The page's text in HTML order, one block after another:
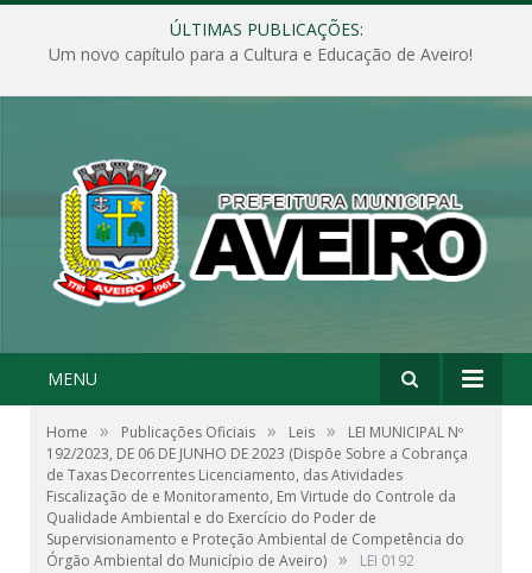
ÚLTIMAS PUBLICAÇÕES:
Um novo capítulo para a Cultura e Educação de Aveiro!
MENU
Home » Publicações Oficiais » Leis »
LEI MUNICIPAL Nº
192/2023, DE 06 DE JUNHO DE 2023 (Dispõe Sobre a Cobrança
de Taxas Decorrentes Licenciamento, das Atividades
Fiscalização de e Monitoramento, Em Virtude do Controle da
Qualidade Ambiental e do Exercício do Poder de
Supervisionamento e Proteção Ambiental de Competência do
Órgão Ambiental do Município de Aveiro) » LEI 0192